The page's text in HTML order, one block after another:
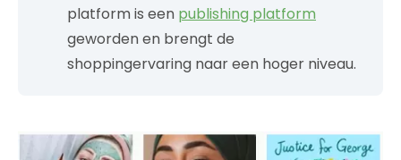
platform is een publishing platform
geworden en brengt de
shoppingervaring naar een hoger niveau.